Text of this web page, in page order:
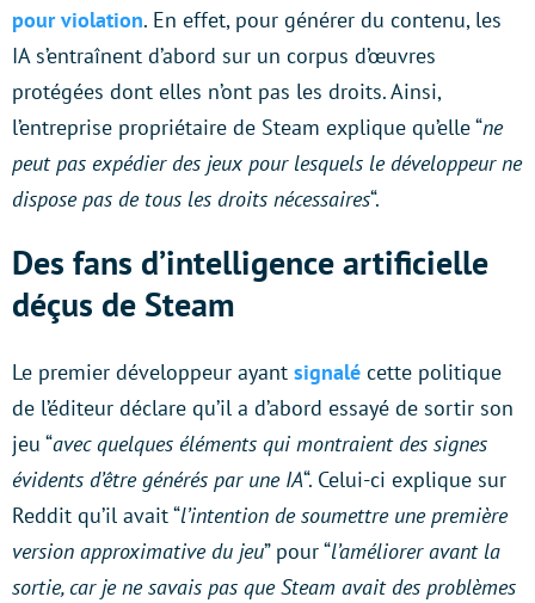
pour violation. En effet, pour générer du contenu, les
IA s’entraînent d’abord sur un corpus d’œuvres
protégées dont elles n’ont pas les droits. Ainsi,
l’entreprise propriétaire de Steam explique qu’elle “ne
peut pas expédier des jeux pour lesquels le développeur ne
dispose pas de tous les droits nécessaires“.
Des fans d’intelligence artificielle
déçus de Steam
Le premier développeur ayant signalé cette politique
de l’éditeur déclare qu’il a d’abord essayé de sortir son
jeu “avec quelques éléments qui montraient des signes
évidents d’être générés par une IA“. Celui-ci explique sur
Reddit qu’il avait “l’intention de soumettre une première
version approximative du jeu” pour “l’améliorer avant la
sortie, car je ne savais pas que Steam avait des problèmes